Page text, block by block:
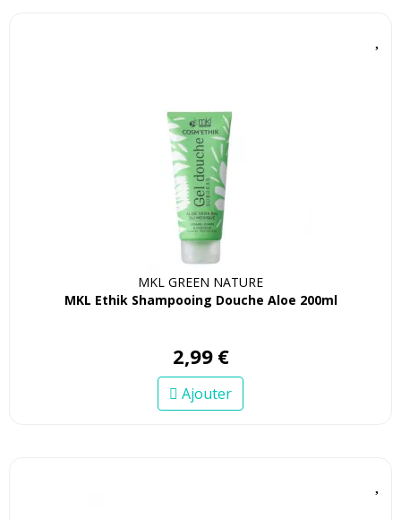
MKL GREEN NATURE
MKL Ethik Shampooing Douche Aloe 200ml
2,99 €
Ajouter